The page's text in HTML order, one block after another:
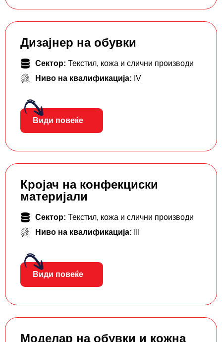
Дизајнер на обувки
Сектор: Текстил, кожа и слични производи
Ниво на квалификација: IV
Види повеќе
Кројач на конфекциски
материјали
Сектор: Текстил, кожа и слични производи
Ниво на квалификација:
Види повеќе
Моделар на обувки и кожна